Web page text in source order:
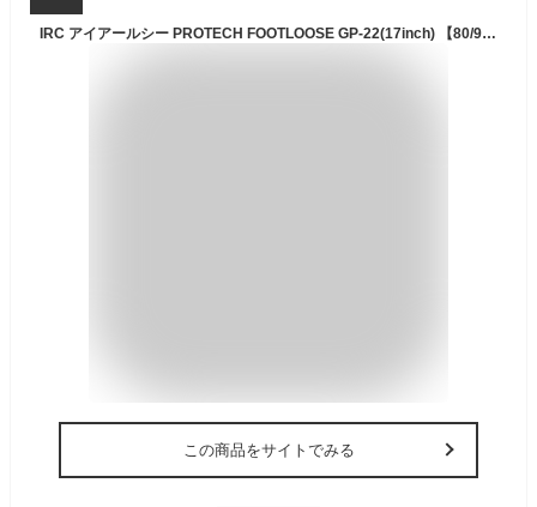
IRC アイアールシー PROTECH FOOTLOOSE GP-22(17inch) 【80/90-17 M/C 50P WT】 タイヤ Sonic 125 スーパードリーム110 WAVE125 スーパーカブ110 WAVE110 クロスカブ110 CT125 ハンターカブ RG50ガンマ ウルフ50 RZ50 Spark R 135 HONDA ホンダ SUZUKI スズキ YAMAHA ヤマハ
この商品をサイトでみる